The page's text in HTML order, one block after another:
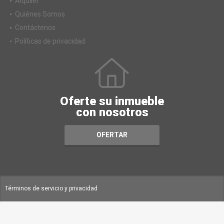
Quiénes Somos
Contáctenos
Políticas de privacidad
Oferte su inmueble
con nosotros
OFERTAR
Términos de servicio y privacidad